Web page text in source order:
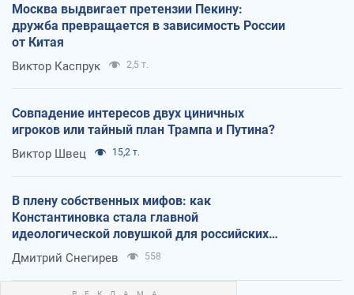
Москва выдвигает претензии Пекину:
дружба превращается в зависимость России
от Китая
Виктор Каспрук 2,5 т.
Совпадение интересов двух циничных
игроков или тайный план Трампа и Путина?
Виктор Швец 15,2 т.
В плену собственных мифов: как
Константиновка стала главной
идеологической ловушкой для российских
оккупантов
Дмитрий Снегирев 558